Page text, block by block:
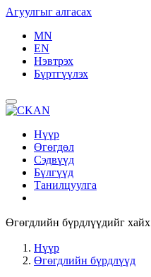
Агуулгыг алгасах
MN
EN
Нэвтрэх
Бүртгүүлэх
Нүүр
Өгөгдөл
Сэдвүүд
Бүлгүүд
Танилцуулга
Өгөгдлийн бүрдлүүдийг хайх
Нүүр
Өгөгдлийн бүрдлүүд